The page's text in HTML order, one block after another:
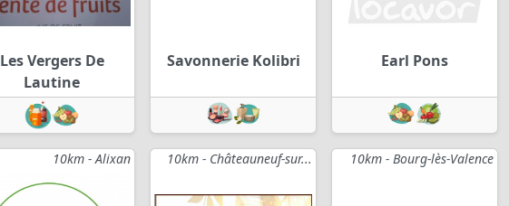
Les Vergers De
Lautine
Savonnerie Kolibri Earl Pons
10km - Alixan 10km - Châteauneuf-sur... 10km - Bourg-lès-Valence